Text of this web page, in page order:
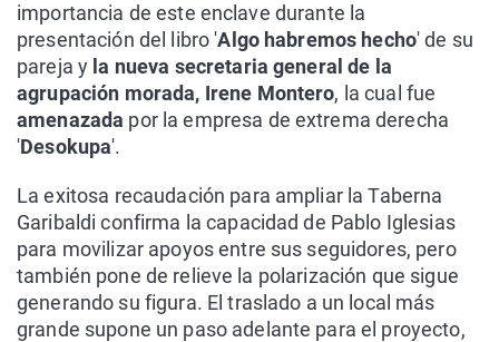
importancia de este enclave durante la
presentación del libro 'Algo habremos hecho' de su
pareja y la nueva secretaria general de la
agrupación morada, Irene Montero, la cual fue
amenazada por la empresa de extrema derecha
'Desokupa'.
La exitosa recaudación para ampliar la Taberna
Garibaldi confirma la capacidad de Pablo Iglesias
para movilizar apoyos entre sus seguidores, pero
también pone de relieve la polarización que sigue
generando su figura. El traslado a un local más
grande supone un paso adelante para el proyecto,